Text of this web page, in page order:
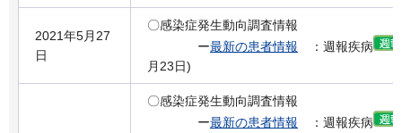
2021年5月27
日
〇感染症発生動向調査情報
ー最新の患者情報 ：週報疾病
月23日)
〇感染症発生動向調査情報
ー最新の患者情報 ：週報疾病